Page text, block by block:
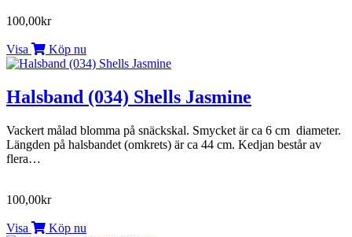
100,00kr
Visa Köp nu
Halsband (034) Shells Jasmine
Vackert målad blomma på snäckskal. Smycket är ca 6 cm diameter.
Längden på halsbandet (omkrets) är ca 44 cm. Kedjan består av
flera…
100,00kr
Visa Köp nu